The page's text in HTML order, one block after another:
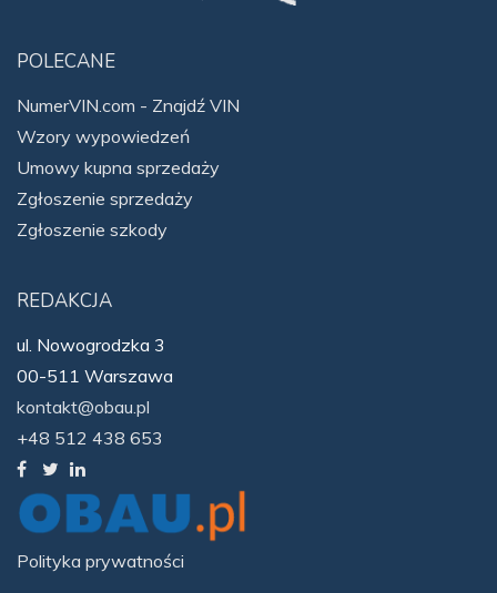
POLECANE
NumerVIN.com - Znajdź VIN
Wzory wypowiedzeń
Umowy kupna sprzedaży
Zgłoszenie sprzedaży
Zgłoszenie szkody
REDAKCJA
ul. Nowogrodzka 3
00-511 Warszawa
kontakt@obau.pl
+48 512 438 653
Polityka prywatności